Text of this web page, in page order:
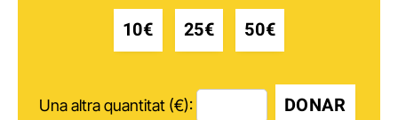
10€ 25€ 50€
Una altra quantitat (€): DONAR